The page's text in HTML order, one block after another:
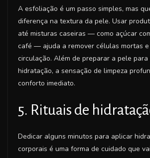
A esfoliação é um passo simples, mas
diferença na textura da pele. Usar
até misturas caseiras — como açúcar
café — ajuda a remover células mortas
circulação. Além de preparar a pele
hidratação, a sensação de limpeza
conforto imediato.
5. Rituais de
Dedicar alguns minutos para aplicar
corporais é uma forma de cuidado que